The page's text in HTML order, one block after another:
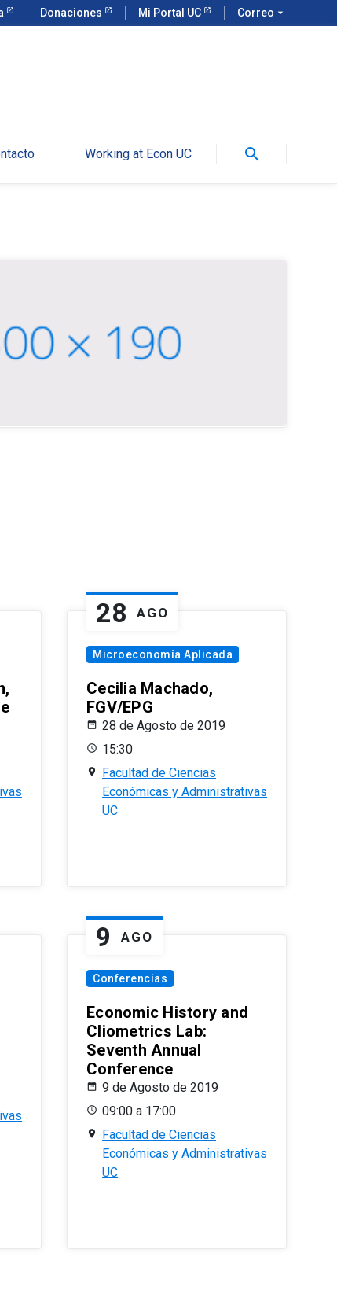
Donaciones Mi Portal UC Correo arrow_drop_down
Working at Econ UC search
28 AGO
Microeconomía Aplicada
Cecilia Machado,
FGV/EPG
28 de Agosto de 2019
15:30
Facultad de Ciencias
Económicas y Administrativas
UC
9 AGO
Conferencias
Economic History and
Cliometrics Lab:
Seventh Annual
Conference
9 de Agosto de 2019
09:00 a 17:00
Facultad de Ciencias
Económicas y Administrativas
UC